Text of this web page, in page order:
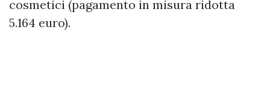
cosmetici (pagamento in misura ridotta
5.164 euro).